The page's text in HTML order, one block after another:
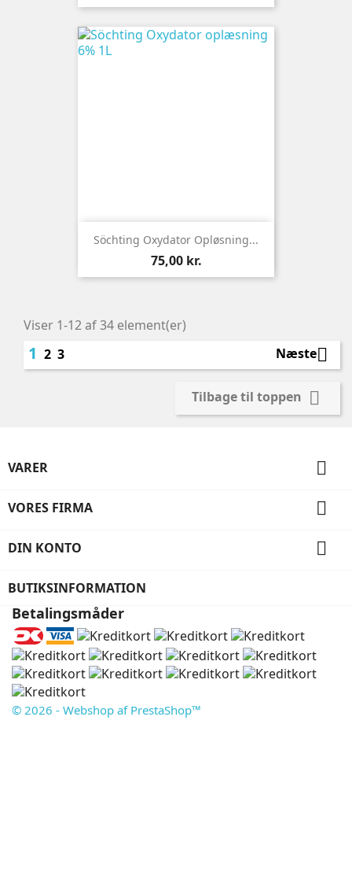
Söchting Oxydator Opløsning...
Pris
75,00 kr.
Viser 1-12 af 34 element(er)
1 2 3 Næste
Tilbage til toppen 
VARER 
VORES FIRMA 
DIN KONTO 
BUTIKSINFORMATION
Betalingsmåder
© 2026 - Webshop af PrestaShop™